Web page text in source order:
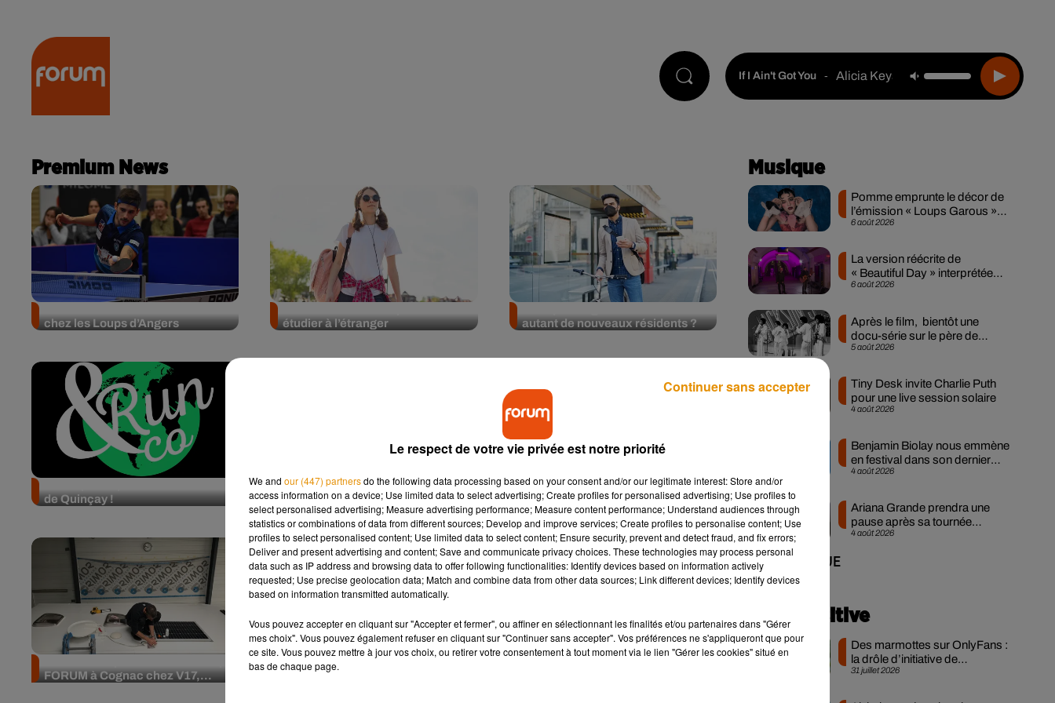
If I Ain't Got You - Alicia Keys
Premium News
chez les Loups d’Angers
étudier à l’étranger
autant de nouveaux résidents ?
de Quinçay !
Pays de la Loire : quelques idées
de sorties pour cet été
Le secteur du BTP, un secteur
qui recrute
FORUM à Cognac chez V17,...
Road trip FORUM : évasion et
liberté avec V17, spécialiste
Musique
6 août 2026
Pomme emprunte le décor de
l’émission « Loups Garous »
pour son...
6 août 2026
La version réécrite de
« Beautiful Day » interprétée
lors des...
5 août 2026
Après le film, bientôt une
docu-série sur le père de
Michael Jackson
4 août 2026
Tiny Desk invite Charlie Puth
pour une live session solaire
4 août 2026
Benjamin Biolay nous emmène
en festival dans son dernier
clip
4 août 2026
Ariana Grande prendra une
pause après sa tournée
mondiale
+ DE MUSIQUE
Actu positive
31 juillet 2026
Des marmottes sur OnlyFans :
la drôle d’initiative de
chercheurs...
Le respect de votre vie privée est notre priorité
We and our (447) partnersdo the following data processing based on your consent and/or our legitimate interest: Store and/or
access information on a device; Use limited data to select advertising; Create profiles for personalised advertising; Use profiles to
select personalised advertising; Measure advertising performance; Measure content performance; Understand audiences through
statistics or combinations of data from different sources; Develop and improve services; Create profiles to personalise content; Use
profiles to select personalised content; Use limited data to select content; Ensure security, prevent and detect fraud, and fix errors;
Deliver and present advertising and content; Save and communicate privacy choices. These technologies may process personal
data such as IP address and browsing data to offer following functionalities: Identify devices based on information actively
requested; Use precise geolocation data; Match and combine data from other data sources; Link different devices; Identify devices
based on information transmitted automatically.
Vous pouvez accepter en cliquant sur "Accepter et fermer", ou affiner en sélectionnant les finalités et/ou partenaires dans "Gérer
mes choix". Vous pouvez également refuser en cliquant sur "Continuer sans accepter". Vos préférences ne s'appliqueront que pour
ce site. Vous pouvez mettre à jour vos choix, ou retirer votre consentement à tout moment via le lien "Gérer les cookies" situé en
bas de chaque page.
Continuer sans accepter